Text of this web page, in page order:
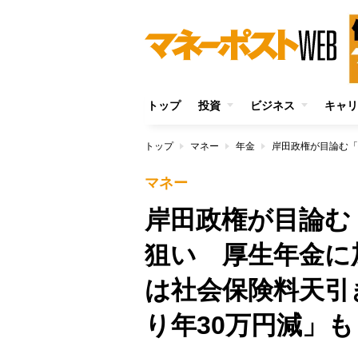
トップ 投資 ビジネス キャ
トップ マネー 年金
マネー
岸田政権が目論
狙い 厚生年金に
は社会保険料天
り年30万円減」も